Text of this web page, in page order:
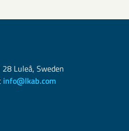
Luleå, Sweden
info@lkab.com